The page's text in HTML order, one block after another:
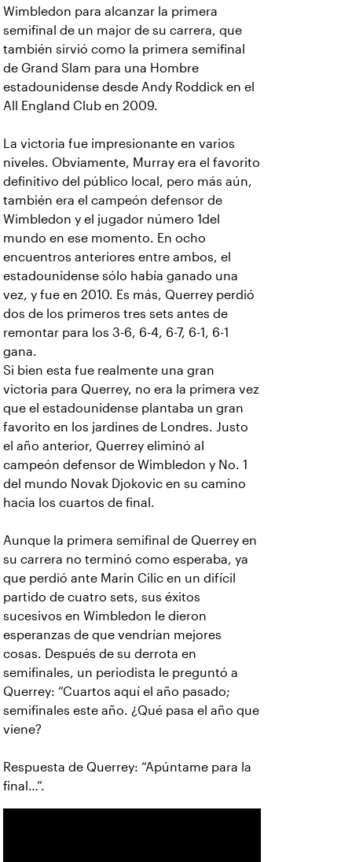
Wimbledon para alcanzar la primera
semifinal de un major de su carrera, que
también sirvió como la primera semifinal
de Grand Slam para una Hombre
estadounidense desde Andy Roddick en el
All England Club en 2009.
La victoria fue impresionante en varios
niveles. Obviamente, Murray era el favorito
definitivo del público local, pero más aún,
también era el campeón defensor de
Wimbledon y el jugador número 1del
mundo en ese momento. En ocho
encuentros anteriores entre ambos, el
estadounidense sólo había ganado una
vez, y fue en 2010. Es más, Querrey perdió
dos de los primeros tres sets antes de
remontar para los 3-6, 6-4, 6-7, 6-1, 6-1
gana.
Si bien esta fue realmente una gran
victoria para Querrey, no era la primera vez
que el estadounidense plantaba un gran
favorito en los jardines de Londres. Justo
el año anterior, Querrey eliminó al
campeón defensor de Wimbledon y No. 1
del mundo Novak Djokovic en su camino
hacia los cuartos de final.
Aunque la primera semifinal de Querrey en
su carrera no terminó como esperaba, ya
que perdió ante Marin Cilic en un difícil
partido de cuatro sets, sus éxitos
sucesivos en Wimbledon le dieron
esperanzas de que vendrían mejores
cosas. Después de su derrota en
semifinales, un periodista le preguntó a
Querrey: “Cuartos aquí el año pasado;
semifinales este año. ¿Qué pasa el año que
viene?
Respuesta de Querrey: “Apúntame para la
final…”.